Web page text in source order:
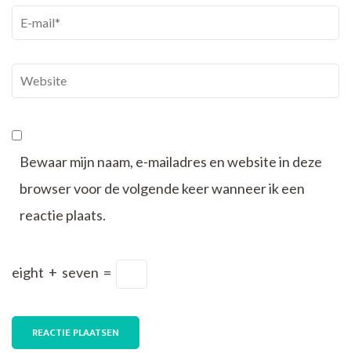
E-
mail*
Website
Bewaar mijn naam, e-mailadres en website in deze
browser voor de volgende keer wanneer ik een
reactie plaats.
eight + seven =